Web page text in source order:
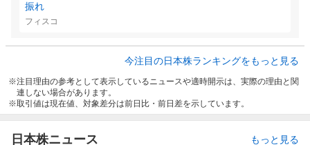
振れ
フィスコ
今注目の日本株ランキングをもっと見る
注目理由の参考として表示しているニュースや適時開示は、実際の理由と関
連しない場合があります。
取引値は現在値、対象差分は前日比・前日差を示しています。
日本株ニュース もっと見る